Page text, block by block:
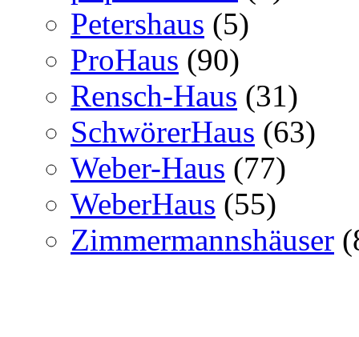
Petershaus (5)
ProHaus (90)
Rensch-Haus (31)
SchwörerHaus (63)
Weber-Haus (77)
WeberHaus (55)
Zimmermannshäuser